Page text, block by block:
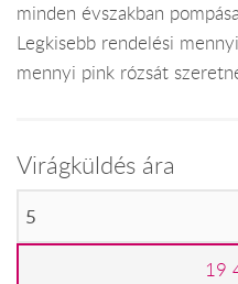
minden évszakban
Legkisebb rendelési
mennyi pink rózsát
Virágküldés ára
19